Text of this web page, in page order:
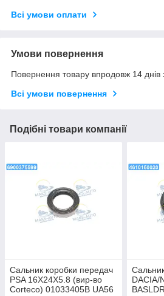
Всі умови оплати
Умови повернення
Повернення товару впродовж 14 днів
Всі умови повернення
Подібні товари компанії
Сальник коробки передач
PSA 16X24X5.8 (вир-во
Corteco) 01033405B UA56
DACIA/